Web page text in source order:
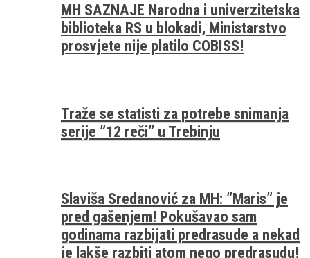
MH SAZNAJE Narodna i univerzitetska
biblioteka RS u blokadi, Ministarstvo
prosvjete nije platilo COBISS!
Traže se statisti za potrebe snimanja
serije ”12 reči” u Trebinju
Slaviša Sredanović za MH: ”Maris” je
pred gašenjem! Pokušavao sam
godinama razbijati predrasude a nekad
je lakše razbiti atom nego predrasudu!